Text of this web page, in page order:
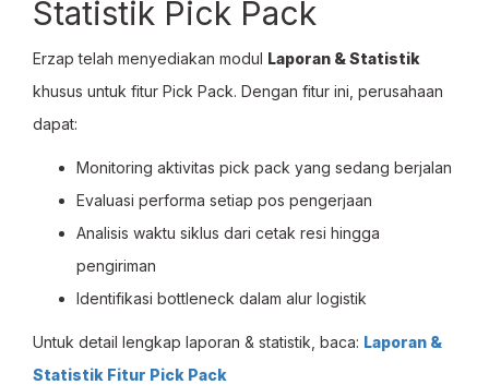
Statistik Pick Pack
Erzap telah menyediakan modul Laporan & Statistik
khusus untuk fitur Pick Pack. Dengan fitur ini, perusahaan
dapat:
Monitoring aktivitas pick pack yang sedang berjalan
Evaluasi performa setiap pos pengerjaan
Analisis waktu siklus dari cetak resi hingga
pengiriman
Identifikasi bottleneck dalam alur logistik
Untuk detail lengkap laporan & statistik, baca: Laporan &
Statistik Fitur Pick Pack